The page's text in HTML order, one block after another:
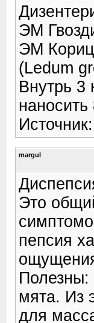
ЭМ
ЭМ
(Ledum
Внутрь 3
margul
Это
пепсия
Полезны:
мята. Из
для